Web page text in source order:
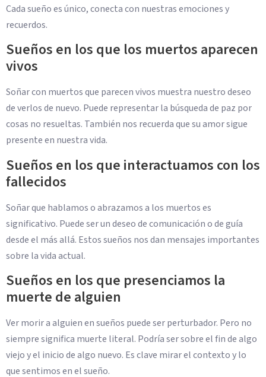
Cada sueño es único, conecta con nuestras emociones y
recuerdos.
Sueños en los que los muertos aparecen
vivos
Soñar con muertos que parecen vivos muestra nuestro deseo
de verlos de nuevo. Puede representar la búsqueda de paz por
cosas no resueltas. También nos recuerda que su amor sigue
presente en nuestra vida.
Sueños en los que interactuamos con los
fallecidos
Soñar que hablamos o abrazamos a los muertos es
significativo. Puede ser un deseo de comunicación o de guía
desde el más allá. Estos sueños nos dan mensajes importantes
sobre la vida actual.
Sueños en los que presenciamos la
muerte de alguien
Ver morir a alguien en sueños puede ser perturbador. Pero no
siempre significa muerte literal. Podría ser sobre el fin de algo
viejo y el inicio de algo nuevo. Es clave mirar el contexto y lo
que sentimos en el sueño.